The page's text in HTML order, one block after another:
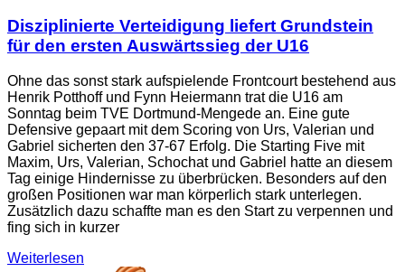
Disziplinierte Verteidigung liefert Grundstein
für den ersten Auswärtssieg der U16
Ohne das sonst stark aufspielende Frontcourt bestehend aus
Henrik Potthoff und Fynn Heiermann trat die U16 am
Sonntag beim TVE Dortmund-Mengede an. Eine gute
Defensive gepaart mit dem Scoring von Urs, Valerian und
Gabriel sicherten den 37-67 Erfolg. Die Starting Five mit
Maxim, Urs, Valerian, Schochat und Gabriel hatte an diesem
Tag einige Hindernisse zu überbrücken. Besonders auf den
großen Positionen war man körperlich stark unterlegen.
Zusätzlich dazu schaffte man es den Start zu verpennen und
fing sich in kurzer
Weiterlesen